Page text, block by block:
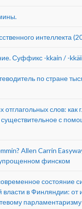
интеллекта
Суффикс -kkain / -
по стране
слов: как
с
Allen Carrin
финском
состояние
власти в Финляндии: от
парламентаризму